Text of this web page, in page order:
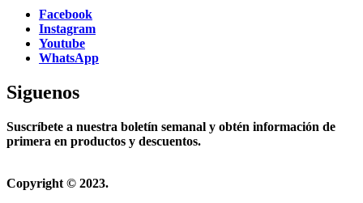
Facebook
Instagram
Youtube
WhatsApp
Siguenos
Suscríbete a nuestra boletín semanal y obtén información de
primera en productos y descuentos.
Copyright © 2023.